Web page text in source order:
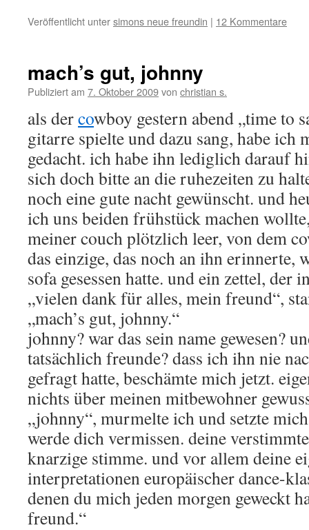
Veröffentlicht untersimons neue freundin | 12 Kommentare
mach’s gut, johnny
Publiziert am 7. Oktober 2009von christian s.
als dercowboy gestern abend „time to
gitarre spielte und dazu sang, habe ich
gedacht. ich habe ihn lediglich darauf
sich doch bitte an die ruhezeiten zu
noch eine gute nacht gewünscht. und
ich uns beiden frühstück machen
meiner couch plötzlich leer, von dem
das einzige, das noch an ihn erinnerte,
sofa gesessen hatte. und ein zettel, der
„vielen dank für alles, mein freund“,
„mach’s gut, johnny.“
johnny? war das sein name gewesen?
tatsächlich freunde? dass ich ihn nie
gefragt hatte, beschämte mich jetzt.
nichts über meinen mitbewohner
„johnny“, murmelte ich und setzte
werde dich vermissen. deine
knarzige stimme. und vor allem deine
interpretationen europäischer dance-
denen du mich jeden morgen geweckt
freund.“